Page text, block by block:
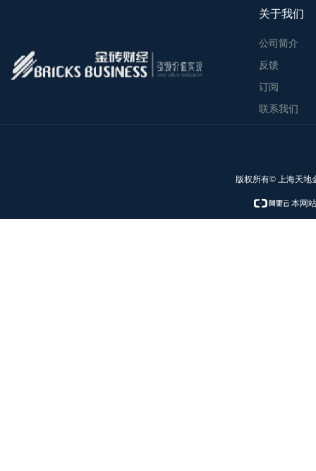
关于我们
公司简介
反馈
订阅
联系我们
版权所有© 上海天地
本网